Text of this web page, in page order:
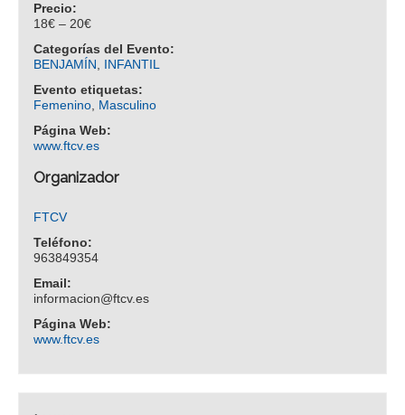
Precio:
18€ – 20€
Categorías del Evento:
BENJAMÍN, INFANTIL
Evento etiquetas:
Femenino, Masculino
Página Web:
www.ftcv.es
Organizador
FTCV
Teléfono:
963849354
Email:
informacion@ftcv.es
Página Web:
www.ftcv.es